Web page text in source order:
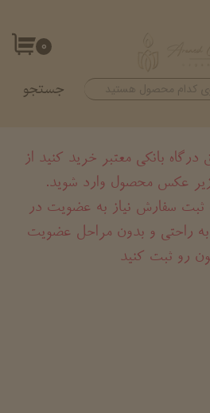
۰
جستجو
درگاه بانکی معتبر خرید کنید از
عکس محصول وارد شوید.
ثبت سفارش نیاز به عضویت در
راحتی و بدون مراحل عضویت
رو ثبت کنید